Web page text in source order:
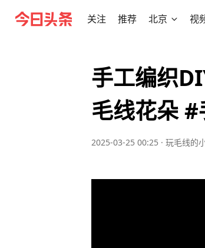
关注 推荐 北京 视
手工编织
毛线花朵
2025-03-25 00:25 · 玩毛线的